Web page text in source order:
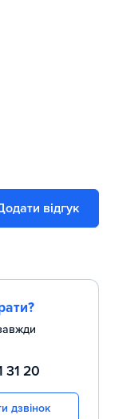
відгук
31 20
дзвінок